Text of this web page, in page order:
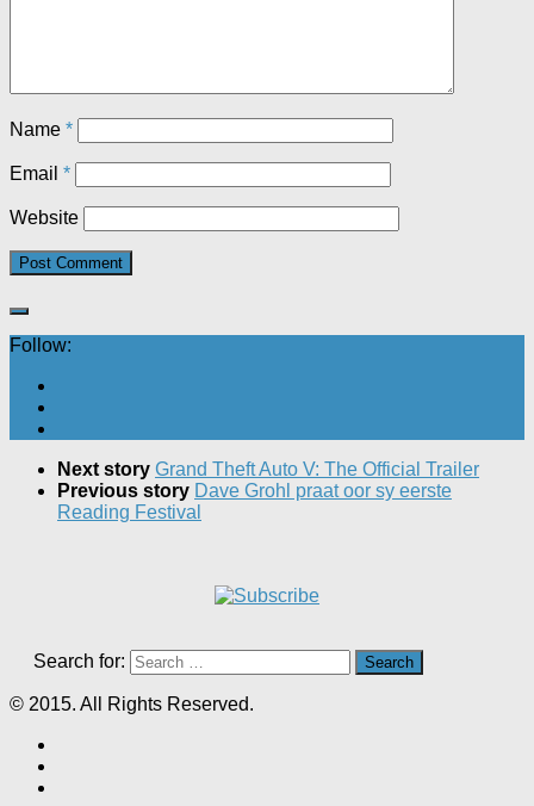
Name *
Email *
Website
Follow:
Next story Grand Theft Auto V: The Official Trailer
Previous story Dave Grohl praat oor sy eerste
Reading Festival
Search for:
© 2015. All Rights Reserved.